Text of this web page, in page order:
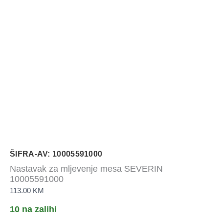
ŠIFRA-AV: 10005591000
Nastavak za mljevenje mesa SEVERIN
10005591000
113.00 KM
10 na zalihi